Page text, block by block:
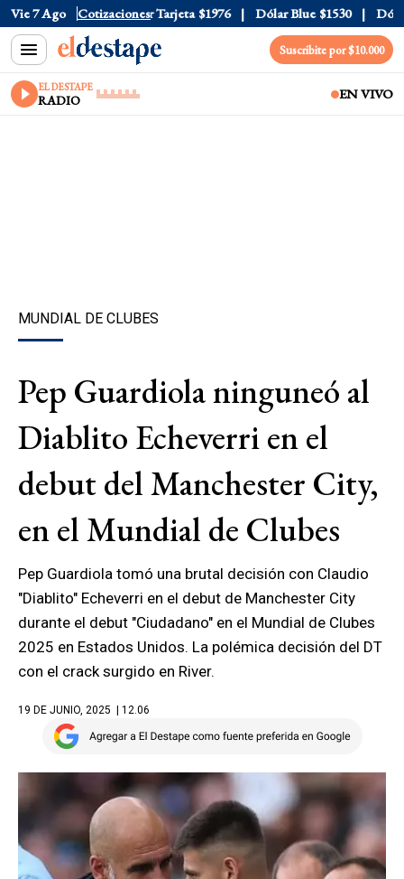
Vie 7 Ago Cotizaciones
$1520 Dólar Tarjeta $1976 Dólar Blue $1530 Dólar
Suscribite por $10.000
EL DESTAPE
RADIO EN VIVO
MUNDIAL DE CLUBES
Pep Guardiola ninguneó al
Diablito Echeverri en el
debut del Manchester City,
en el Mundial de Clubes
Pep Guardiola tomó una brutal decisión con Claudio
"Diablito" Echeverri en el debut de Manchester City
durante el debut "Ciudadano" en el Mundial de Clubes
2025 en Estados Unidos. La polémica decisión del DT
con el crack surgido en River.
19 DE JUNIO, 2025 | 12.06